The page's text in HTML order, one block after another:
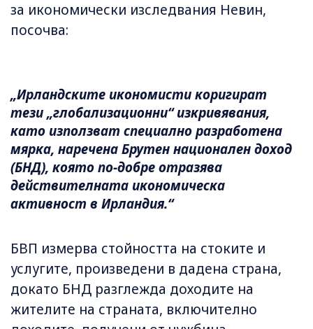
за икономически изследвания Невин,
посочва:
„Ирландските икономисти коригират
тези „глобализационни“ изкривявания,
като използват специално разработена
мярка, наречена Брутен национален доход
(БНД), която по-добре отразява
действителната икономическа
активност в Ирландия.“
БВП измерва стойността на стоките и
услугите, произведени в дадена страна,
докато БНД разглежда доходите на
жителите на страната, включително